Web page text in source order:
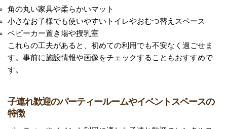
角の丸い家具や柔らかいマット
小さなお子様でも使いやすいトイレやおむつ替えスペース
ベビーカー置き場や授乳室
これらの工夫があると、初めての利用でも不安なく過ごせま
す。事前に施設情報や画像をチェックすることもおすすめで
す。
子連れ歓迎のパーティールームやイベントスペースの
特徴